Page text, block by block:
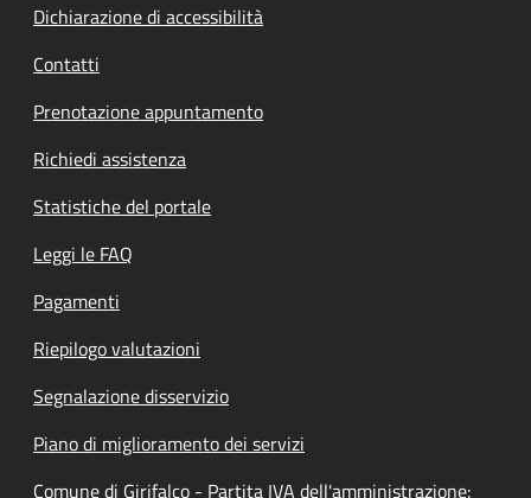
Dichiarazione di accessibilità
Contatti
Prenotazione appuntamento
Richiedi assistenza
Statistiche del portale
Leggi le FAQ
Pagamenti
Riepilogo valutazioni
Segnalazione disservizio
Piano di miglioramento dei servizi
Comune di Girifalco - Partita IVA dell'amministrazione: